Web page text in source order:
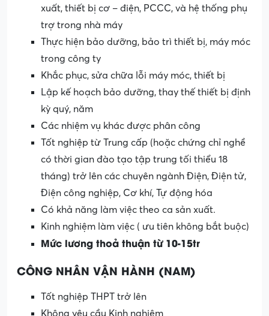
xuất, thiết bị cơ – điện, PCCC, và hệ thống phụ
trợ trong nhà máy
Thực hiện bảo dưỡng, bảo trì thiết bị, máy móc
trong công ty
Khắc phục, sửa chữa lỗi máy móc, thiết bị
Lập kế hoạch bảo dưỡng, thay thế thiết bị định
kỳ quý, năm
Các nhiệm vụ khác được phân công
Tốt nghiệp từ Trung cấp (hoặc chứng chỉ nghề
có thời gian đào tạo tập trung tối thiểu 18
tháng) trở lên các chuyên ngành Điện, Điện tử,
Điện công nghiệp, Cơ khí, Tự động hóa
Có khả năng làm việc theo ca sản xuất.
Kinh nghiệm làm việc ( ưu tiên không bắt buộc)
Mức lương thoả thuận từ 10-15tr
CÔNG NHÂN VẬN HÀNH (NAM)
Tốt nghiệp THPT trở lên
Không yêu cầu Kinh nghiệm